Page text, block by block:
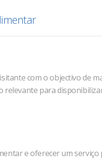
com o objectivo de
para
e oferecer um